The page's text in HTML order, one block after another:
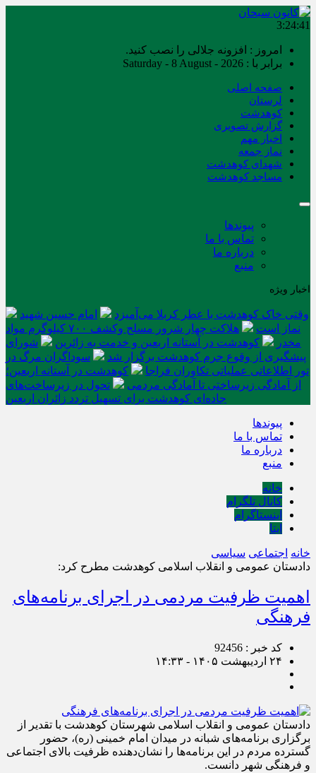
3:24:41
امروز : افزونه جلالی را نصب کنید.
برابر با : Saturday - 8 August - 2026
صفحه اصلی
لرستان
کوهدشت
گزارش تصویری
اخبار مهم
نماز جمعه
شهدای کوهدشت
مساجد کوهدشت
پیوندها
تماس با ما
درباره ما
منبع
اخبار ویژه
وقتی خاک کوهدشت با عطر کربلا می‌آمیزد
امام حسین شهید
نماز است
هلاکت چهار شرور مسلح وکشف ۷۰۰ کیلوگرم مواد
مخدر
کوهدشت در آستانه اربعین و خدمت‌ به زائرین
شورای
پیشگیری از وقوع جرم کوهدشت برگزار شد
سوداگران مرگ در
تور اطلاعاتی عملیاتی تکاوران فراجا
کوهدشت در آستانه اربعین؛
از آمادگی زیرساختی تا آمادگی مردمی
تحول در زیرساخت‌های
جاده‌ای کوهدشت برای تسهیل تردد زائران اربعین
پیوندها
تماس با ما
درباره ما
منبع
خانه
کانال تلگرام
اینستاگرام
ایتا
خانه اجتماعی سیاسی
دادستان عمومی و انقلاب اسلامی کوهدشت مطرح کرد:
اهمیت ظرفیت مردمی در اجرای برنامه‌های
فرهنگی
کد خبر : 92456
۲۴ اردیبهشت ۱۴۰۵ - ۱۴:۳۳
دادستان عمومی و انقلاب اسلامی شهرستان کوهدشت با تقدیر از
برگزاری برنامه‌های شبانه در میدان امام خمینی (ره)، حضور
گسترده مردم در این برنامه‌ها را نشان‌دهنده ظرفیت بالای اجتماعی
و فرهنگی شهر دانست.